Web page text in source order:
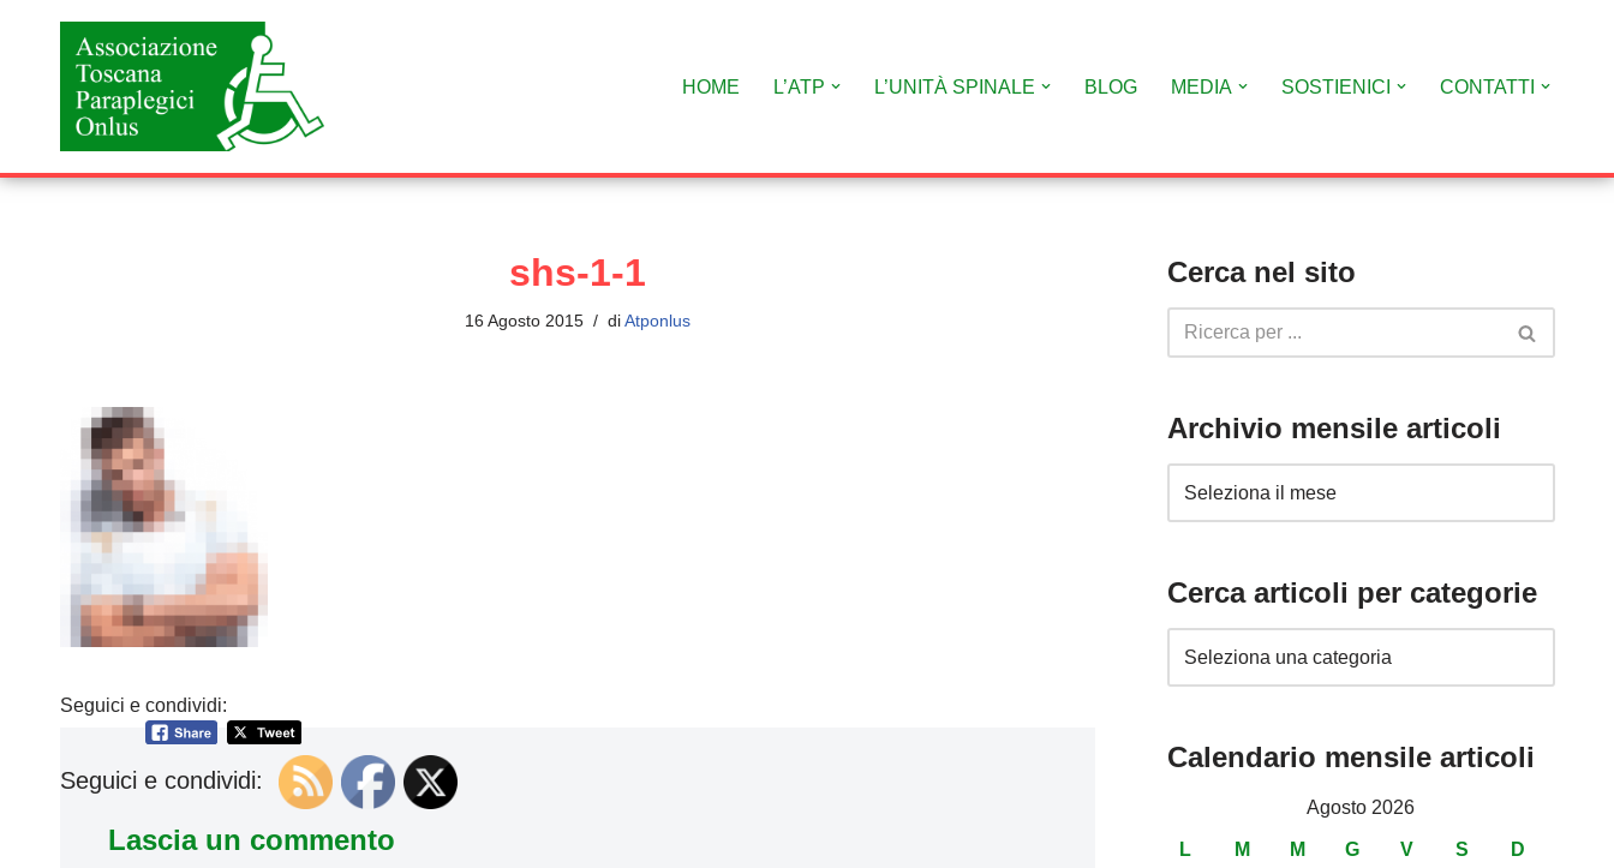
contenuto
HOME L’ATP L’UNITÀ SPINALE BLOG MEDIA SOSTIENICI CONTATTI
shs-1-1
16 Agosto 2015 diAtponlus
Seguici e condividi:
Seguici e condividi:
Lascia un commento
Cerca nel sito
Archivio mensile articoli
Cerca articoli per categorie
Calendario mensile articoli
Agosto 2026
L M M G V S D